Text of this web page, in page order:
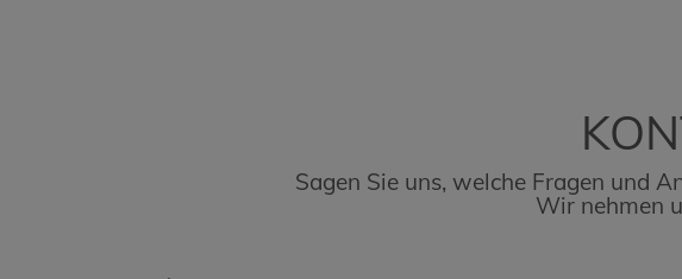
Sagen Sie uns, welche Fragen und
Wir nehmen